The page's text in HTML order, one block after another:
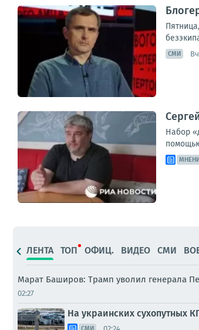
СМИ
Набор
ЛЕНТА ТОП ОФИЦ. ВИДЕО СМИ
Марат Баширов: Трамп уволил генерала
02:27
На украинских сухопутных
02:24